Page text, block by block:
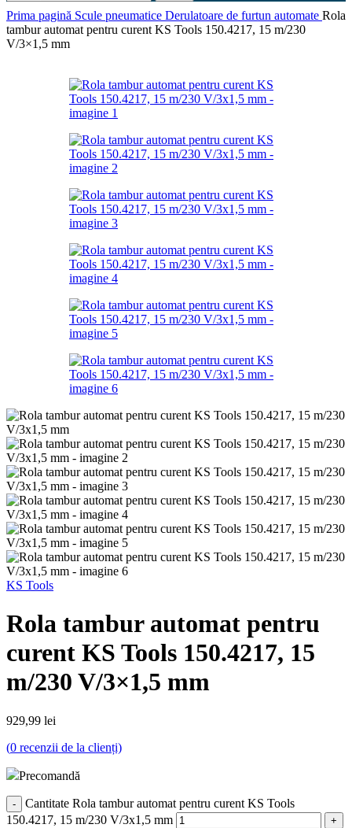
Prima pagină Scule pneumatice Derulatoare de furtun automate Rola
tambur automat pentru curent KS Tools 150.4217, 15 m/230
V/3×1,5 mm
KS Tools
Rola tambur automat pentru
curent KS Tools 150.4217, 15
m/230 V/3×1,5 mm
929,99 lei
(0 recenzii de la clienți)
Precomandă
Cantitate Rola tambur automat pentru curent KS Tools
150.4217, 15 m/230 V/3x1,5 mm